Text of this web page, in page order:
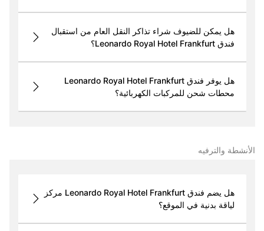
هل يمكن للضيوف شراء تذاكر النقل العام من استقبال
فندق Leonardo Royal Hotel Frankfurt؟
هل يوفر فندق Leonardo Royal Hotel Frankfurt
محطات شحن للمركبات الكهربائية؟
الأنشطة والترفيه
هل يضم فندق Leonardo Royal Hotel Frankfurt مركز
لياقة بدنية في الموقع؟